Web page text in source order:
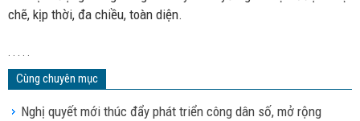
chẽ, kịp thời, đa chiều, toàn diện.
. . . . .
Cùng chuyên mục
Nghị quyết mới thúc đẩy phát triển công dân số, mở rộng